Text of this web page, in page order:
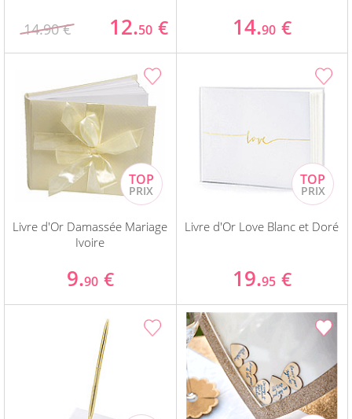
14.90 € 12.50 € 14.90 €
Livre d'Or Damassée Mariage
Ivoire
9.90 €
Livre d'Or Love Blanc et Doré
19.95 €